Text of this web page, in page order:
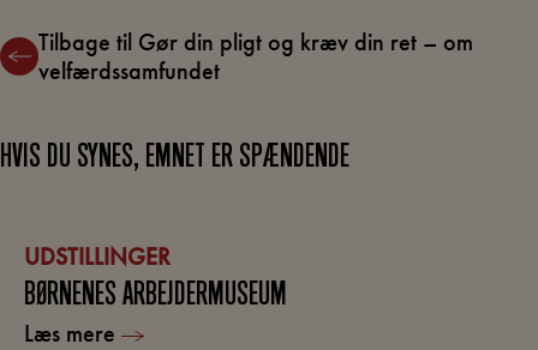
Tilbage til Gør din pligt og kræv din ret – om
velfærdssamfundet
HVIS DU SYNES, EMNET ER SPÆNDENDE
UDSTILLINGER
BØRNENES ARBEJDERMUSEUM
Læs mere